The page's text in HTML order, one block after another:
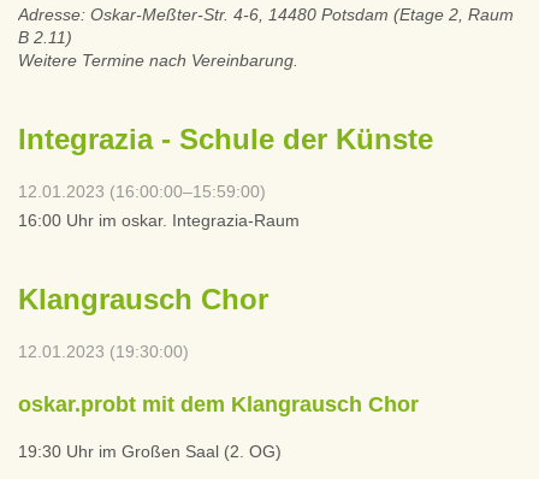
Adresse: Oskar-Meßter-Str. 4-6, 14480 Potsdam (Etage 2, Raum
B 2.11)
Weitere Termine nach Vereinbarung.
Integrazia - Schule der Künste
12.01.2023 (16:00:00–15:59:00)
16:00 Uhr im oskar. Integrazia-Raum
Klangrausch Chor
12.01.2023 (19:30:00)
oskar.probt mit dem Klangrausch Chor
19:30 Uhr im Großen Saal (2. OG)